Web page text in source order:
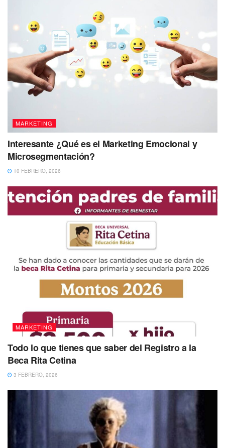
MARKETING
Interesante ¿Qué es el Marketing Emocional y
Microsegmentación?
10 FEBRERO, 2026
MARKETING
Todo lo que tienes que saber del Registro a la
Beca Rita Cetina
3 FEBRERO, 2026